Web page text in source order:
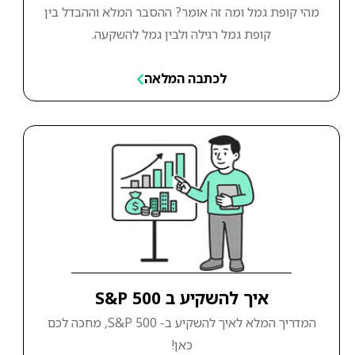
מהי קופת גמל ומה זה אומר? ההסבר המלא וההבדל בין
קופת גמל רגילה ולבין גמל להשקעה.
לכתבה המלאה
איך להשקיע ב S&P 500
המדריך המלא לאיך להשקיע ב- S&P 500, מחכה לכם
כאן!